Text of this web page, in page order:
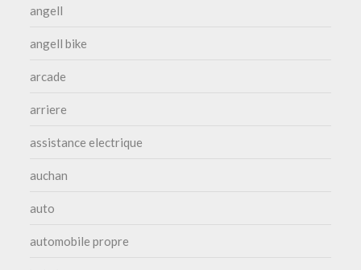
angell
angell bike
arcade
arriere
assistance electrique
auchan
auto
automobile propre